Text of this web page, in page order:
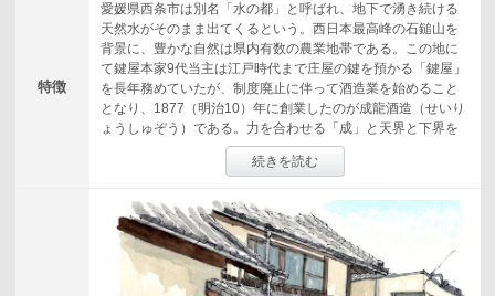
特徴
愛媛県西条市は別名「水の都」と呼ばれ、地下で湧き続ける
天然水がそのまま出てくるという。西日本最高峰の石鎚山を
背景に、豊かな自然は県内有数の農業地帯である。この地に
て鍵屋本家9代当主は江戸時代まで庄屋の鍵を預かる「鍵屋」
を長年務めていたが、制度廃止に伴って酒造業を始めること
となり、1877（明治10）年に創業したのが成龍酒造（せいり
ょうしゅぞう）である。力を合わせる「成」と天界と下界を
行き来する高尚な「龍」を用いて、職人が力を合わせ全ての
人々に幸せをお届けできる蔵元になりたいと名付けた蔵のモ
事を引き立てる酒造りと、もう一つ、”酒は夢と心で造るも
の”。造りの工程には手作業を多く取り入れている。銘柄は大
きく分けて3種類あり、代表銘柄であり食事との相性を考えて
造られる「伊予賀儀屋」、創業から親しまれ地域限定の「御
代栄」、新ブランドであり原料を西条市産にこだわった「成
続きを読む